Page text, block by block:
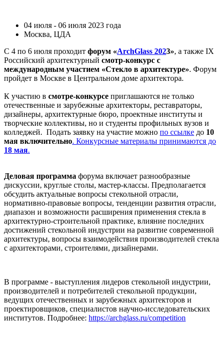
04 июля - 06 июля 2023 года
Москва, ЦДА
С 4 по 6 июля проходит форум «ArchGlass 2023», а также IX
Российский архитектурный смотр-конкурс с
международным участием «Стекло в архитектуре». Форум
пройдет в Москве в Центральном доме архитектора.
К участию в смотре-конкурсе приглашаются не только
отечественные и зарубежные архитекторы, реставраторы,
дизайнеры, архитектурные бюро, проектные институты и
творческие коллективы, но и студенты профильных вузов и
колледжей. Подать заявку на участие можно по ссылке до 10
мая включительно. Конкурсные материалы принимаются до
18 мая.
Деловая программа форума включает разнообразные
дискуссии, круглые столы, мастер-классы. Предполагается
обсудить актуальные вопросы стекольной отрасли,
нормативно-правовые вопросы, тенденции развития отрасли,
диапазон и возможности расширения применения стекла в
архитектурно-строительной практике, влияние последних
достижений стекольной индустрии на развитие современной
архитектуры, вопросы взаимодействия производителей стекла
с архитекторами, строителями, дизайнерами.
В программе - выступления лидеров стекольной индустрии,
производителей и потребителей стекольной продукции,
ведущих отечественных и зарубежных архитекторов и
проектировщиков, специалистов научно-исследовательских
институтов. Подробнее: https://archglass.ru/competition